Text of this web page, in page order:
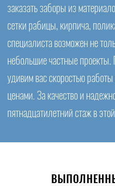
заказать заборы из
сетки рабицы, кирпича,
специалиста возможен не
небольшие частные проекты.
удивим вас скоростью
ценами. За качество и
пятнадцатилетний стаж в